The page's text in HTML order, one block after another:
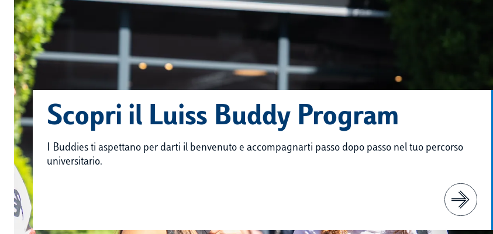
Scopri il Luiss Buddy Program
I Buddies ti aspettano per darti il benvenuto e accompagnarti passo dopo passo nel tuo percorso
universitario.